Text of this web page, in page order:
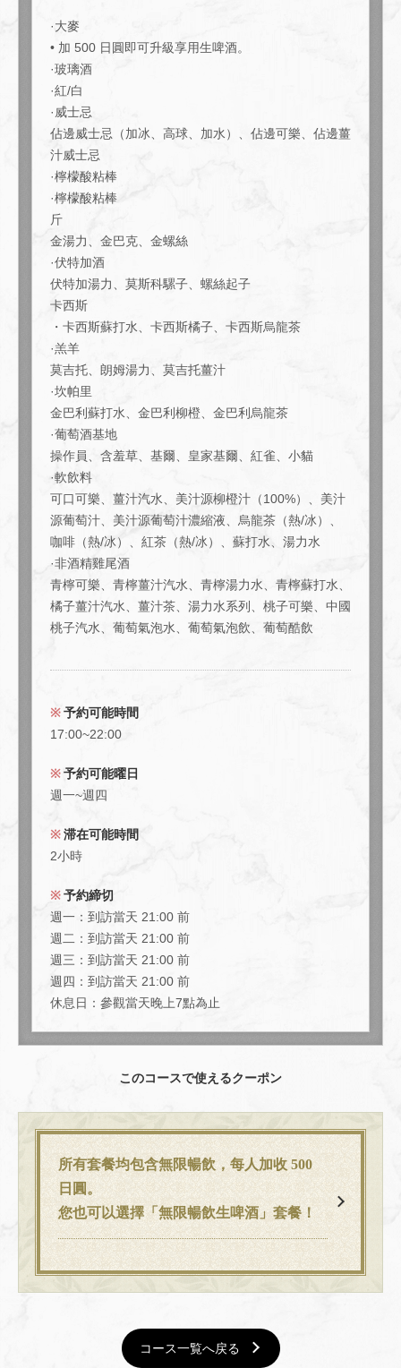
·大麥
• 加 500 日圓即可升級享用生啤酒。
·玻璃酒
·紅/白
·威士忌
佔邊威士忌（加冰、高球、加水）、佔邊可樂、佔邊薑
汁威士忌
·檸檬酸粘棒
·檸檬酸粘棒
斤
金湯力、金巴克、金螺絲
·伏特加酒
伏特加湯力、莫斯科騾子、螺絲起子
卡西斯
・卡西斯蘇打水、卡西斯橘子、卡西斯烏龍茶
·羔羊
莫吉托、朗姆湯力、莫吉托薑汁
·坎帕里
金巴利蘇打水、金巴利柳橙、金巴利烏龍茶
·葡萄酒基地
操作員、含羞草、基爾、皇家基爾、紅雀、小貓
·軟飲料
可口可樂、薑汁汽水、美汁源柳橙汁（100%）、美汁
源葡萄汁、美汁源葡萄汁濃縮液、烏龍茶（熱/冰）、
咖啡（熱/冰）、紅茶（熱/冰）、蘇打水、湯力水
·非酒精雞尾酒
青檸可樂、青檸薑汁汽水、青檸湯力水、青檸蘇打水、
橘子薑汁汽水、薑汁茶、湯力水系列、桃子可樂、中國
桃子汽水、葡萄氣泡水、葡萄氣泡飲、葡萄酷飲
予約可能時間
17:00~22:00
予約可能曜日
週一~週四
滞在可能時間
2小時
予約締切
週一：到訪當天 21:00 前
週二：到訪當天 21:00 前
週三：到訪當天 21:00 前
週四：到訪當天 21:00 前
休息日：參觀當天晚上7點為止
このコースで使えるクーポン
所有套餐均包含無限暢飲，每人加收 500
日圓。
您也可以選擇「無限暢飲生啤酒」套餐！
コース一覧へ戻る
套餐 4000日圓 | 肉とワインの隠れ家 209 ichimura
東京都江東区豊洲５-5-1-209
https://209ichimura-toyosu.owst.jp/courses/219584335
お店情報をコピー
閉じる